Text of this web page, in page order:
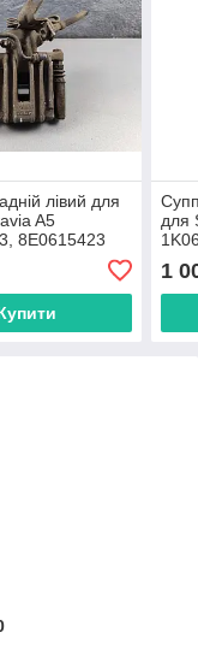
лівий для
A5
8E0615423
для
1